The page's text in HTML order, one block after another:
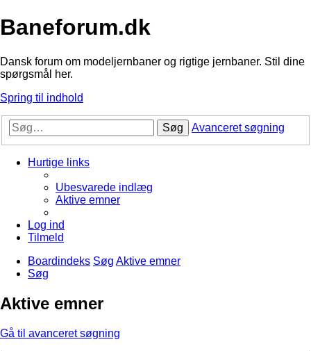
Baneforum.dk
Dansk forum om modeljernbaner og rigtige jernbaner. Stil dine
spørgsmål her.
Spring til indhold
Søg Avanceret søgning
Hurtige links
Ubesvarede indlæg
Aktive emner
Log ind
Tilmeld
Boardindeks Søg Aktive emner
Søg
Aktive emner
Gå til avanceret søgning